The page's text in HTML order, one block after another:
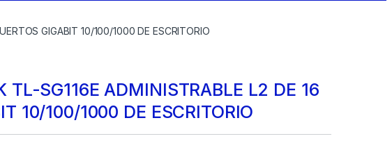
GIGABIT 10/100/1000 DE ESCRITORIO
TL-SG116E ADMINISTRABLE L2 DE 16
10/100/1000 DE ESCRITORIO